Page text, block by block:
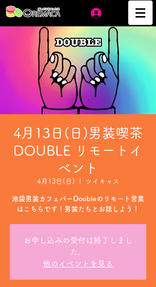
4月13日(日)男装喫茶
DOUBLE リモートイ
ベント
4月13日(日) ツイキャス
池袋男装カフェバーDoubleのリモート営業
はこちらです！男装たちとお話しよう！
お申し込みの受付は終了しまし
た。
他のイベントを見る